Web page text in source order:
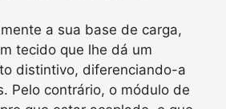
a sua base de carga,
tecido que lhe dá um
distintivo, diferenciando-a
Pelo contrário, o módulo de